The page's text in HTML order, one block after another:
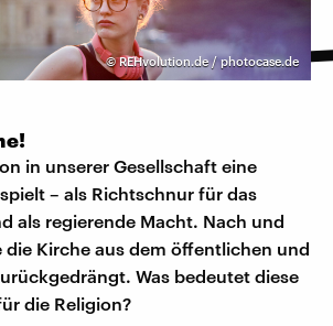
©REHvolution.de / photocase.de
in unserer Gesellschaft eine
– als Richtschnur für das
als regierende Macht. Nach und
die Kirche aus dem öffentlichen und
Was bedeutet diese
die Religion?